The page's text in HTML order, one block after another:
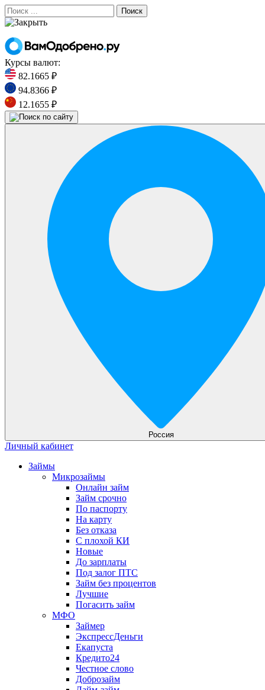
Поиск
Курсы валют:
82.1665 ₽
94.8366 ₽
12.1655 ₽
Россия
Личный кабинет
Займы
Микрозаймы
Онлайн займ
Займ срочно
По паспорту
На карту
Без отказа
С плохой КИ
Новые
До зарплаты
Под залог ПТС
Займ без процентов
Лучшие
Погасить займ
МФО
Займер
ЭкспрессДеньги
Екапуста
Кредито24
Честное слово
Доброзайм